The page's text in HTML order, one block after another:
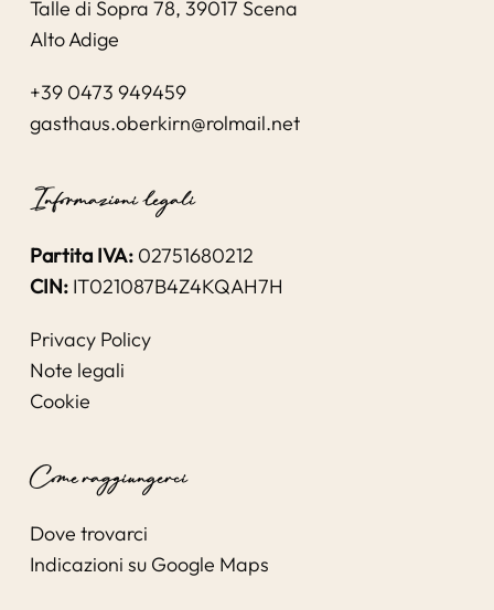
Talle di Sopra 78, 39017 Scena
Alto Adige
+39 0473 949459
gasthaus.oberkirn@rolmail.net
Informazioni legali
Partita IVA:02751680212
CIN:IT021087B4Z4KQAH7H
Privacy Policy
Note legali
Cookie
Come raggiungerci
Dove trovarci
Indicazioni su Google Maps